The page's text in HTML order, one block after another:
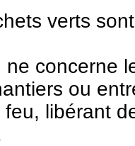
verts
concerne
ou
libérant